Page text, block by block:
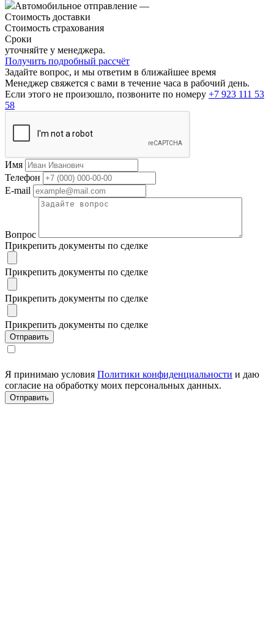
Автомобильное отправление —
Стоимость доставки
Стоимость страхования
Сроки
уточняйте у менеджера.
Получить подробный рассчёт
Задайте вопрос, и мы ответим в ближайшее время
Менеджер свяжется с вами в течение часа в рабочий день.
Если этого не произошло, позвоните по номеру +7 923 111 53
58
Имя
Телефон
E-mail
Вопрос
Прикрепить документы по сделке
Прикрепить документы по сделке
Прикрепить документы по сделке
Прикрепить документы по сделке
Я принимаю условия Политики конфиденциальности и даю
согласие на обработку моих персональных данных.